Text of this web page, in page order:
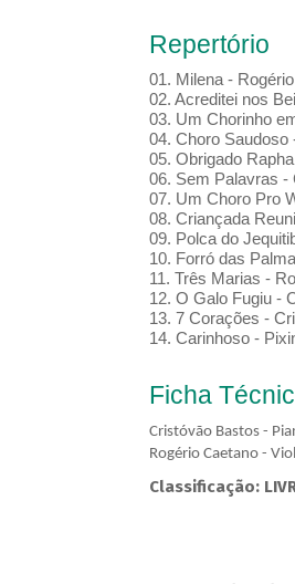
Repertório
01. Milena -
02. Acreditei nos
03. Um Chorinho
04. Choro
05. Obrigado Rapha
06. Sem Palavras -
07. Um Choro Pro
08. Criançada
09. Polca do
10. Forró das
11. Três Marias -
12. O Galo Fugiu -
13. 7 Corações -
14. Carinhoso -
Ficha
Cristóvão Bastos -
Rogério Caetano -
Classificação: